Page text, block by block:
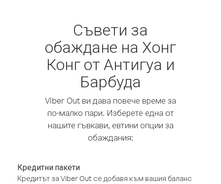
Съвети за
обаждане на Хонг
Конг от Антигуа и
Барбуда
Viber Out ви дава повече време за
по-малко пари. Изберете една от
нашите гъвкави, евтини опции за
обаждания:
Кредитни пакети
Кредитът за Viber Out се добавя към вашия баланс